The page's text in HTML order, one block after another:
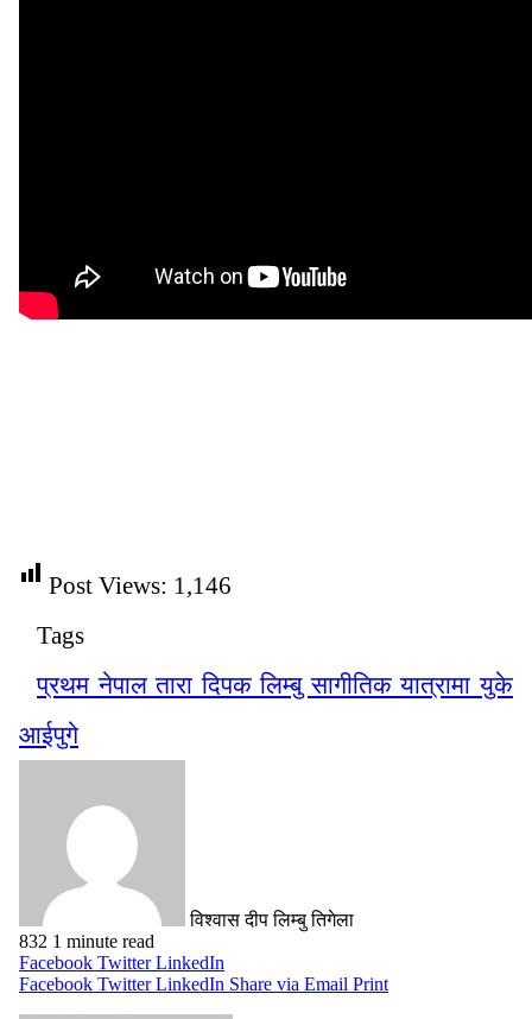
Post Views: 1,146
Tags
प्रथम नेपाल तारा दिपक लिम्बु सागीतिक यात्रामा युके
आईपुगे
विश्वास दीप लिम्बु तिगेला
832 1 minute read
Facebook Twitter LinkedIn
Facebook Twitter LinkedIn Share via Email Print